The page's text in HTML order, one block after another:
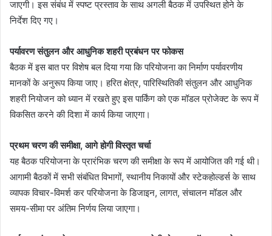
जाएगी। इस संबंध में स्पष्ट प्रस्ताव के साथ अगली बैठक में उपस्थित होने के
निर्देश दिए गए।
पर्यावरण संतुलन और आधुनिक शहरी प्रबंधन पर फोकस
बैठक में इस बात पर विशेष बल दिया गया कि परियोजना का निर्माण पर्यावरणीय
मानकों के अनुरूप किया जाए। हरित क्षेत्र, पारिस्थितिकी संतुलन और आधुनिक
शहरी नियोजन को ध्यान में रखते हुए इस पार्किंग को एक मॉडल प्रोजेक्ट के रूप में
विकसित करने की दिशा में कार्य किया जाएगा।
प्रथम चरण की समीक्षा, आगे होगी विस्तृत चर्चा
यह बैठक परियोजना के प्रारंभिक चरण की समीक्षा के रूप में आयोजित की गई थी।
आगामी बैठकों में सभी संबंधित विभागों, स्थानीय निकायों और स्टेकहोल्डर्स के साथ
व्यापक विचार-विमर्श कर परियोजना के डिजाइन, लागत, संचालन मॉडल और
समय-सीमा पर अंतिम निर्णय लिया जाएगा।